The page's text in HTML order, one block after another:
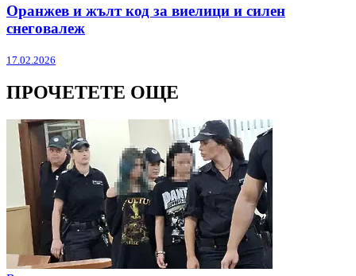
Оранжев и жълт код за виелици и силен
снеговалеж
17.02.2026
ПРОЧЕТЕТЕ ОЩЕ